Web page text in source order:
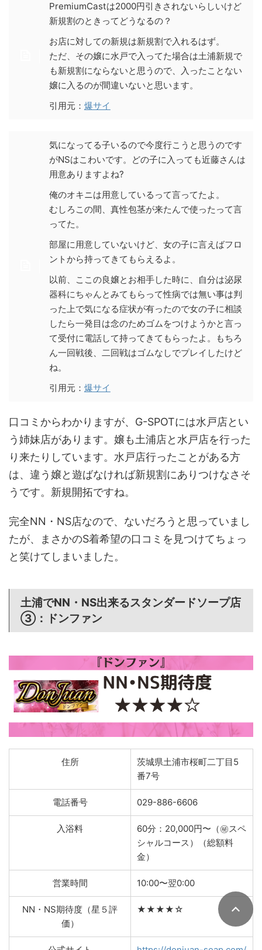
PremiumCastは2000円引きされないらしいけど
新規割のときってどうなるの？
お店に対しての新規は新規割で入れるはず。
ただ、その嬢に水戸で入ってた場合は土浦新規で
も新規割にならないと思うので、入ったことない
嬢に入るのが間違いないと思います。
引用元： 爆サイ
気になってる子いるので今度行こうと思うのです
がNSはこわいです。どの子に入っても近藤さんは
用意ありますよね?
俺のオキニは用意しているって言ってたよ。
むしろこの間、真性包茎が来たんで使ったって言
ってた。
部屋に用意していないけど、女の子に言えばフロ
ントから持ってきてもらえるよ。
以前、ここの良嬢とお相手した時に、自分は泌尿
器科にちゃんとみてもらって性病では無い事は判
った上で気になる症状が有ったので女の子に相談
したら一発目は念のためゴムをつけようかと言っ
て受付に電話して持ってきてもらったよ。もちろ
ん一回戦後、二回戦はゴムなしでプレイしたけど
ね。
引用元： 爆サイ
口コミからわかりますが、G-SPOTには水戸店とい
う姉妹店があります。嬢も土浦店と水戸店を行った
り来たりしています。水戸店行ったことがある方
は、違う嬢と遊ばなければ新規割にありつけなさそ
うです。新規開拓ですね。
完全NN・NS店なので、ないだろうと思っていまし
たが、まさかのS着希望の口コミを見つけてちょっ
と笑けてしまいました。
土浦でNN・NS出来るスタンダードソープ店
③：
ドンファン
住所
茨城県土浦市桜町二丁目5
番7号
電話番号 029-886-6606
入浴料
60分：20,000円〜（㊙スペ
シャルコース）（総額料
金）
営業時間 10:00〜翌0:00
NN・NS期待度（星５評
価）
★★★★☆